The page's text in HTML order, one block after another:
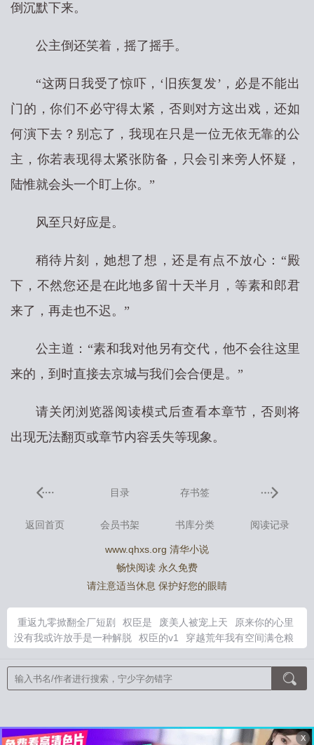
倒沉默下来。
公主倒还笑着，摇了摇手。
“这两日我受了惊吓，‘旧疾复发’，必是不能出
门的，你们不必守得太紧，否则对方这出戏，还如
何演下去？别忘了，我现在只是一位无依无靠的公
主，你若表现得太紧张防备，只会引来旁人怀疑，
陆惟就会头一个盯上你。”
风至只好应是。
稍待片刻，她想了想，还是有点不放心：“殿
下，不然您还是在此地多留十天半月，等素和郎君
来了，再走也不迟。”
公主道：“素和我对他另有交代，他不会往这里
来的，到时直接去京城与我们会合便是。”
请关闭浏览器阅读模式后查看本章节，否则将
出现无法翻页或章节内容丢失等现象。
目录 存书签
返回首页 会员书架 书库分类 阅读记录
www.qhxs.org 清华小说
畅快阅读 永久免费
请注意适当休息 保护好您的眼睛
重返九零掀翻全厂短剧 权臣是 废美人被宠上天
原来你的心里
没有我或许放手是一种解脱
权臣的v1
穿越荒年我有空间满仓粮
能量
修仙模拟器传道事件全攻略 权臣是wxsr
活死人之黎明 电
影观看
貂珰正文番外 恋爱七年拿婚礼当赌注的
废物美貌兄长
牙txt麦香鸡
重返1998从收破烂到重工巨头 奇洛李维斯回信
雪
X